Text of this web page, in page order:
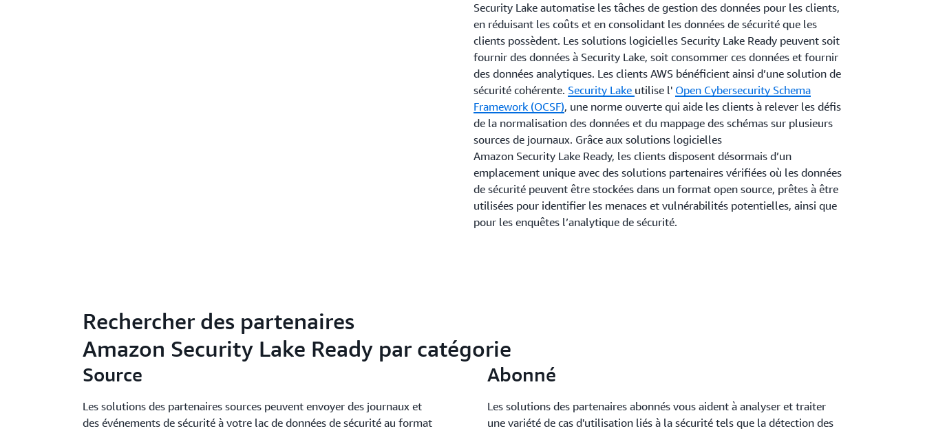
Security Lake automatise les tâches de gestion des données pour les clients,
en réduisant les coûts et en consolidant les données de sécurité que les
clients possèdent. Les solutions logicielles Security Lake Ready peuvent soit
fournir des données à Security Lake, soit consommer ces données et fournir
des données analytiques. Les clients AWS bénéficient ainsi d’une solution de
sécurité cohérente. Security Lake utilise l' Open Cybersecurity Schema
Framework (OCSF), une norme ouverte qui aide les clients à relever les défis
de la normalisation des données et du mappage des schémas sur plusieurs
sources de journaux. Grâce aux solutions logicielles
Amazon Security Lake Ready, les clients disposent désormais d’un
emplacement unique avec des solutions partenaires vérifiées où les données
de sécurité peuvent être stockées dans un format open source, prêtes à être
utilisées pour identifier les menaces et vulnérabilités potentielles, ainsi que
pour les enquêtes l’analytique de sécurité.
Rechercher des partenaires
Amazon Security Lake Ready par catégorie
Source
Les solutions des partenaires sources peuvent envoyer des journaux et
des événements de sécurité à votre lac de données de sécurité au format
Abonné
Les solutions des partenaires abonnés vous aident à analyser et traiter
une variété de cas d'utilisation liés à la sécurité tels que la détection des